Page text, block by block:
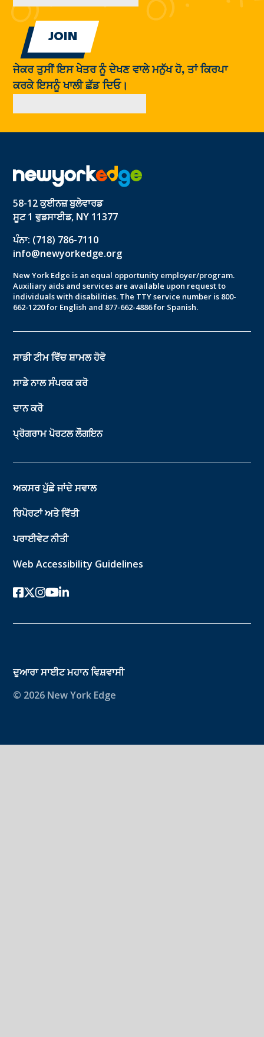
ਜੇਕਰ ਤੁਸੀਂ ਇਸ ਖੇਤਰ ਨੂੰ ਦੇਖਣ ਵਾਲੇ ਮਨੁੱਖ ਹੋ, ਤਾਂ ਕਿਰਪਾ
ਕਰਕੇ ਇਸਨੂੰ ਖਾਲੀ ਛੱਡ ਦਿਓ।
58-12 ਕੁਈਨਜ਼ ਬੁਲੇਵਾਰਡ
ਸੂਟ 1 ਵੁਡਸਾਈਡ, NY 11377
ਪੰਨਾ: (718) 786-7110
info@newyorkedge.org
New York Edge is an equal opportunity employer/program.
Auxiliary aids and services are available upon request to
individuals with disabilities. The TTY service number is 800-
662-1220 for English and 877-662-4886 for Spanish.
ਸਾਡੀ ਟੀਮ ਵਿੱਚ ਸ਼ਾਮਲ ਹੋਵੋ
ਸਾਡੇ ਨਾਲ ਸੰਪਰਕ ਕਰੋ
ਦਾਨ ਕਰੋ
ਪ੍ਰੋਗਰਾਮ ਪੋਰਟਲ ਲੌਗਇਨ
ਅਕਸਰ ਪੁੱਛੇ ਜਾਂਦੇ ਸਵਾਲ
ਰਿਪੋਰਟਾਂ ਅਤੇ ਵਿੱਤੀ
ਪਰਾਈਵੇਟ ਨੀਤੀ
Web Accessibility Guidelines
ਫੇਸਬੁੱਕ
ਟਵਿੱਟਰ-ਐਕਸ
instagram
youtube
ਲਿੰਕਡਇਨ
ਦੁਆਰਾ ਸਾਈਟਮਹਾਨ ਵਿਸ਼ਵਾਸੀ
© 2026 New York Edge